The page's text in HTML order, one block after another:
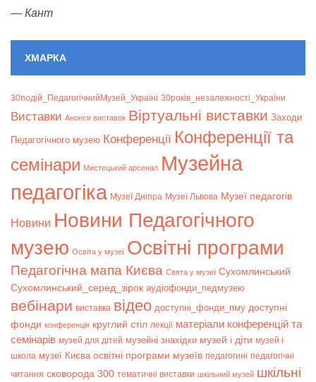
— Кант
ХМАРКА
30подій_ПедагогічнийМузей_Україні 30років_незалежності_України
Bиставки Анонси виставок Віртуальні виставки Заходи
Педагогічного музею Конференції Конференції та
семінари Мистецький арсенал Музейна
педагогіка Музеї Дніпра Музеї Львова Музеї педагогів
Новини Новини Педагогічного
музею Освіта у музеї Освітні програми
Педагогічна мапа Києва Свята у музеї Сухомлинський
Сухомлинський_серед_зірок аудіофонди_педмузею
вебінари виставка відео доступні_фонди_пму доступні
фонди конференція круглий стіл лекції матеріали конференцій та
семінарів музей для дітей музейні знахідки музей і діти музей і
школа музеї Києва освітні програми музеїв педагогині педагогічні
читання сковорода 300 тематичні виставки шкільний музей шкільні